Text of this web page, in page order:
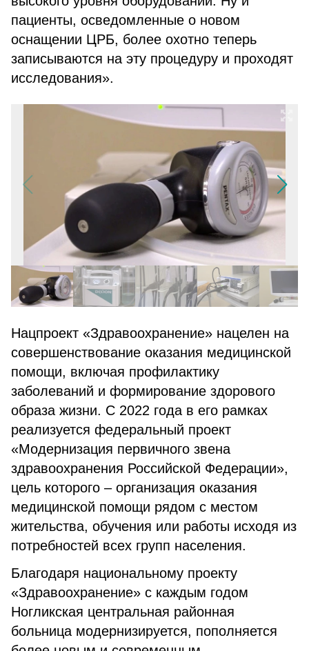
пациенты, осведомленные о новом
оснащении ЦРБ, более охотно теперь
записываются на эту процедуру и проходят
исследования».
Нацпроект «Здравоохранение» нацелен на
совершенствование оказания медицинской
помощи, включая профилактику
заболеваний и формирование здорового
образа жизни. С 2022 года в его рамках
реализуется федеральный проект
«Модернизация первичного звена
здравоохранения Российской Федерации»,
цель которого – организация оказания
медицинской помощи рядом с местом
жительства, обучения или работы исходя из
потребностей всех групп населения.
Благодаря национальному проекту
«Здравоохранение» с каждым годом
Ногликская центральная районная
больница модернизируется, пополняется